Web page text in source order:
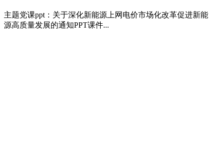
主题党课ppt：关于深化新能源上网电价市场化改革促进新能
源高质量发展的通知PPT课件...